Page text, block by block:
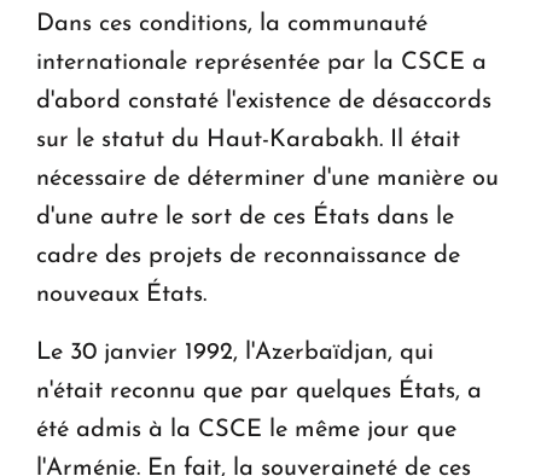
Dans ces conditions, la communauté
internationale représentée par la CSCE a
d'abord constaté l'existence de désaccords
sur le statut du Haut-Karabakh. Il était
nécessaire de déterminer d'une manière ou
d'une autre le sort de ces États dans le
cadre des projets de reconnaissance de
nouveaux États.
Le 30 janvier 1992, l'Azerbaïdjan, qui
n'était reconnu que par quelques États, a
été admis à la CSCE le même jour que
l'Arménie. En fait, la souveraineté de ces